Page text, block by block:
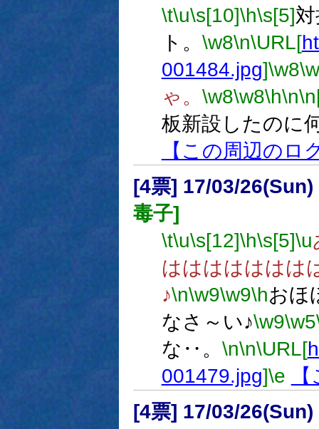
\t\u\s[10]\h\s[5]
ト。 \w8\n\URL[
001484.jpg]\w8
ゃ。 \w8\w8\h\n
板新設したのに
【この周辺のロ
[4票] 17/03/
毒子]
\t\u\s[12]\h\s[5]\u
ははははははは
♪\n\w9\w9\hおほ
なさ～い♪\w9\w5
な‥。 \n\n\URL[
001479.jpg]\e
[4票] 17/03/